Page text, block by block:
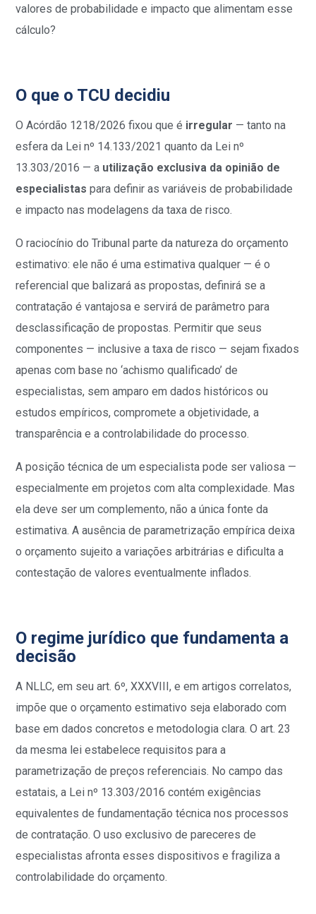
valores de probabilidade e impacto que alimentam esse
cálculo?
O que o TCU decidiu
O Acórdão 1218/2026 fixou que é irregular — tanto na
esfera da Lei nº 14.133/2021 quanto da Lei nº
13.303/2016 — a utilização exclusiva da opinião de
especialistas para definir as variáveis de probabilidade
e impacto nas modelagens da taxa de risco.
O raciocínio do Tribunal parte da natureza do orçamento
estimativo: ele não é uma estimativa qualquer — é o
referencial que balizará as propostas, definirá se a
contratação é vantajosa e servirá de parâmetro para
desclassificação de propostas. Permitir que seus
componentes — inclusive a taxa de risco — sejam fixados
apenas com base no ‘achismo qualificado’ de
especialistas, sem amparo em dados históricos ou
estudos empíricos, compromete a objetividade, a
transparência e a controlabilidade do processo.
A posição técnica de um especialista pode ser valiosa —
especialmente em projetos com alta complexidade. Mas
ela deve ser um complemento, não a única fonte da
estimativa. A ausência de parametrização empírica deixa
o orçamento sujeito a variações arbitrárias e dificulta a
contestação de valores eventualmente inflados.
O regime jurídico que fundamenta a
decisão
A NLLC, em seu art. 6º, XXXVIII, e em artigos correlatos,
impõe que o orçamento estimativo seja elaborado com
base em dados concretos e metodologia clara. O art. 23
da mesma lei estabelece requisitos para a
parametrização de preços referenciais. No campo das
estatais, a Lei nº 13.303/2016 contém exigências
equivalentes de fundamentação técnica nos processos
de contratação. O uso exclusivo de pareceres de
especialistas afronta esses dispositivos e fragiliza a
controlabilidade do orçamento.